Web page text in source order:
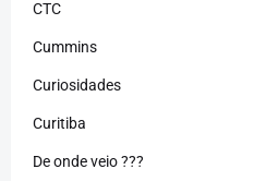
CTC
Cummins
Curiosidades
Curitiba
De onde veio ???